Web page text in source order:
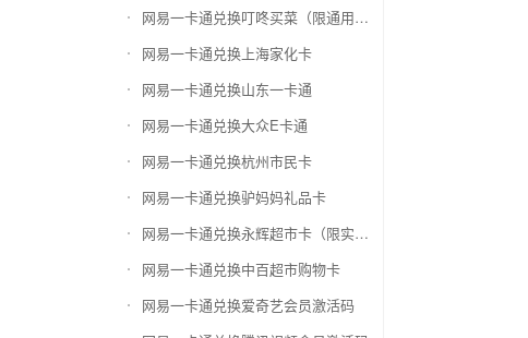
网易一卡通兑换叮咚买菜（限通用礼品卡）
网易一卡通兑换上海家化卡
网易一卡通兑换山东一卡通
网易一卡通兑换大众E卡通
网易一卡通兑换杭州市民卡
网易一卡通兑换驴妈妈礼品卡
网易一卡通兑换永辉超市卡（限实体卡）
网易一卡通兑换中百超市购物卡
网易一卡通兑换爱奇艺会员激活码